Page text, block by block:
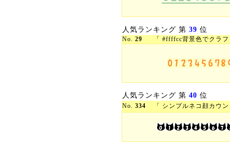
人気ランキング 第 39 位
No. 29 「 #ffffcc背景色でクラ
人気ランキング 第 40 位
No. 334 「 シンプルネコ顔カウ